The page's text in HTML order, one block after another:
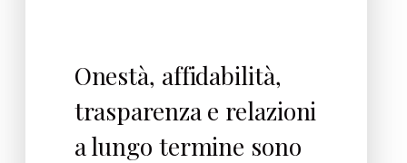
Onestà, affidabilità,
trasparenza e relazioni
a lungo termine sono